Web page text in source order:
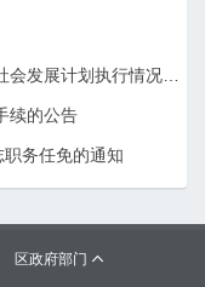
续的公告
职务任免的通知
区政府部门 